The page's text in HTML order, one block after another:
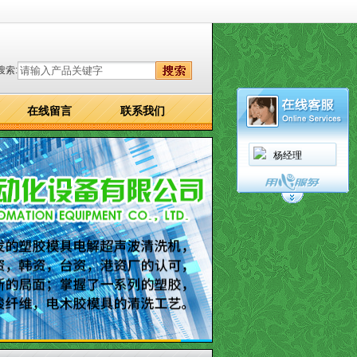
杨经理
索:
在线留言 联系我们